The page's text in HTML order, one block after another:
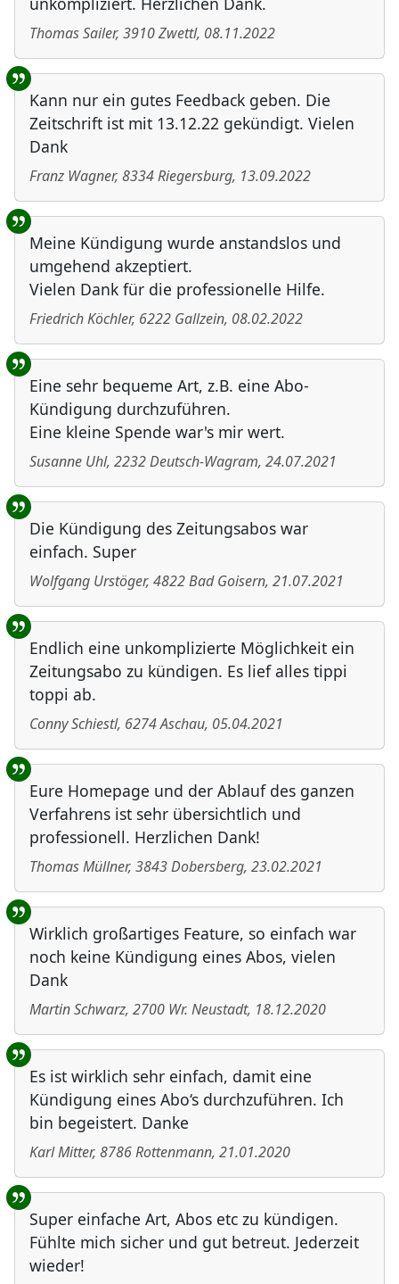
Thomas Sailer, 3910Zwettl, 08.11.2022
Kann nur ein gutes Feedback geben. Die
Zeitschrift ist mit 13.12.22 gekündigt. Vielen
Dank
Franz Wagner, 8334Riegersburg, 13.09.2022
Meine Kündigung wurde anstandslos und
umgehend akzeptiert.
Vielen Dank für die professionelle Hilfe.
Friedrich Köchler, 6222 Gallzein, 08.02.2022
Eine sehr bequeme Art, z.B. eine Abo-
Kündigung durchzuführen.
Eine kleine Spende war's mir wert.
Susanne Uhl, 2232Deutsch-Wagram, 24.07.2021
Die Kündigung des Zeitungsabos war
einfach. Super
Wolfgang Urstöger, 4822Bad Goisern, 21.07.2021
Endlich eine unkomplizierte Möglichkeit ein
Zeitungsabo zu kündigen. Es lief alles tippi
toppi ab.
Conny Schiestl, 6274Aschau, 05.04.2021
Eure Homepage und der Ablauf des ganzen
Verfahrens ist sehr übersichtlich und
professionell. Herzlichen Dank!
Thomas Müllner, 3843Dobersberg, 23.02.2021
Wirklich großartiges Feature, so einfach war
noch keine Kündigung eines Abos, vielen
Dank
Martin Schwarz, 2700 Wr. Neustadt, 18.12.2020
Es ist wirklich sehr einfach, damit eine
Kündigung eines Abo‘s durchzuführen. Ich
bin begeistert. Danke
Karl Mitter, 8786Rottenmann, 21.01.2020
Super einfache Art, Abos etc zu kündigen.
Fühlte mich sicher und gut betreut. Jederzeit
wieder!